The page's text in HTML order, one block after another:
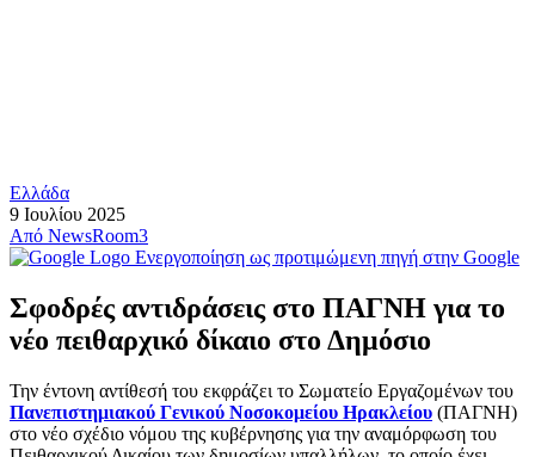
Ελλάδα
9 Ιουλίου 2025
Από NewsRoom3
Ενεργοποίηση ως προτιμώμενη πηγή στην Google
Σφοδρές αντιδράσεις στο ΠΑΓΝΗ για το
νέο πειθαρχικό δίκαιο στο Δημόσιο
Την έντονη αντίθεσή του εκφράζει το Σωματείο Εργαζομένων του
Πανεπιστημιακού Γενικού Νοσοκομείου Ηρακλείου (ΠΑΓΝΗ)
στο νέο σχέδιο νόμου της κυβέρνησης για την αναμόρφωση του